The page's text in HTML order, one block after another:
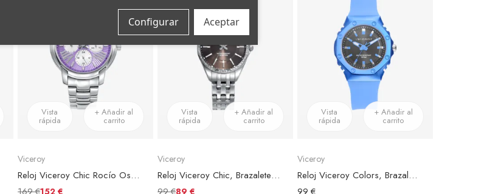
Vista
rápida
+ Añadir al
carrito
Viceroy
Reloj Viceroy Chic Rocío Osorno, Brazalete Acero Plateado, Esfera Lila
Vista
rápida
+ Añadir al
carrito
Viceroy
Reloj Viceroy Chic, Brazalete Acero Plateado, Esfera Marrón
Vista
rápida
+ Añadir al
carrito
Viceroy
Reloj Viceroy Colors, Brazalete Silicona Azul, Esfera Negra
Configurar Aceptar